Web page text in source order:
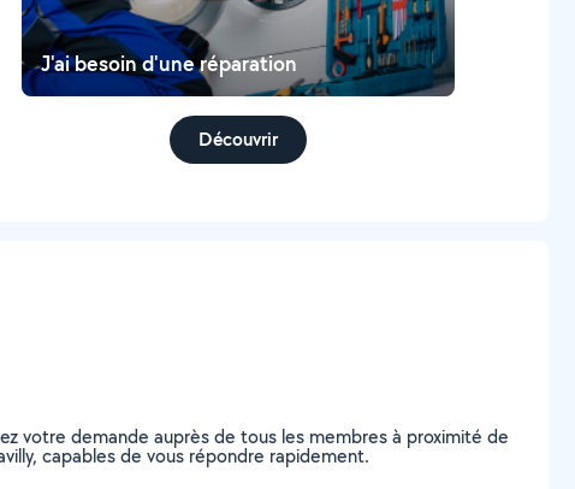
J'ai besoin d'une réparation
Découvrir
votre demande auprès de tous les membres à proximité de
capables de vous répondre rapidement.